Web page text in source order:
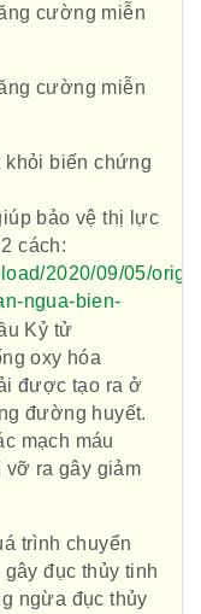
cường miễn
cường miễn
khỏi biến chứng
bảo vệ thị lực
cách:
2020/09/05/
ngua-bien-
oxy hóa
được tạo ra ở
đường huyết.
mạch máu
vỡ ra gây giảm
trình chuyển
đục thủy tinh
ngừa đục thủy